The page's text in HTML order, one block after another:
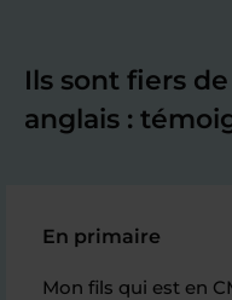
Ils sont fiers
anglais :
En primaire
Mon fils qui est en